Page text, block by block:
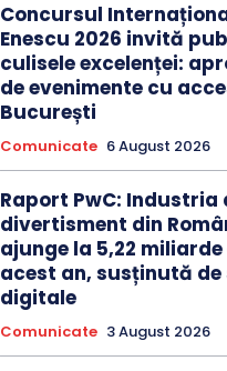
Concursul
Enescu 2026 invită
culisele excelenței:
de evenimente cu
București
Comunicate 6 August 2026
Raport PwC: Industria
divertisment din
ajunge la 5,22
acest an, susținută de
digitale
Comunicate 3 August 2026